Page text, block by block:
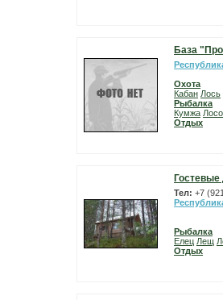
База
Охота
Кабан Лось
Рыбалка
Кумжа
Отдых
Тел: +7
Рыбалка
Елец Лещ
Отдых